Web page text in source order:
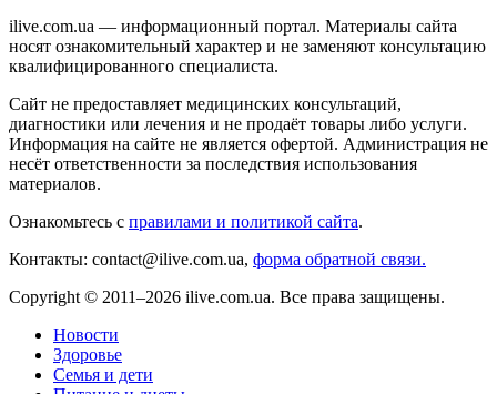
ilive.com.ua — информационный портал. Материалы сайта
носят ознакомительный характер и не заменяют консультацию
квалифицированного специалиста.
Сайт не предоставляет медицинских консультаций,
диагностики или лечения и не продаёт товары либо услуги.
Информация на сайте не является офертой. Администрация не
несёт ответственности за последствия использования
материалов.
Ознакомьтесь с правилами и политикой сайта.
Контакты: contact@ilive.com.ua, форма обратной связи.
Copyright © 2011–2026 ilive.com.ua. Все права защищены.
Новости
Здоровье
Семья и дети